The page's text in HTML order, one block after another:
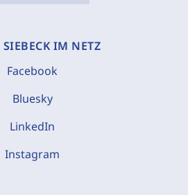
IM NETZ
Facebook
Bluesky
LinkedIn
Instagram